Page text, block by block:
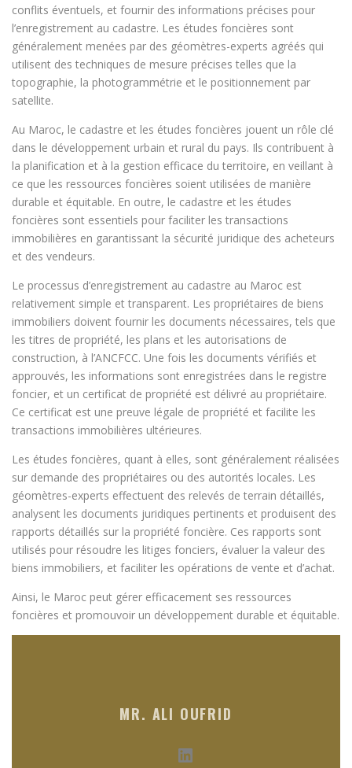
conflits éventuels, et fournir des informations précises pour
l’enregistrement au cadastre. Les études foncières sont
généralement menées par des géomètres-experts agréés qui
utilisent des techniques de mesure précises telles que la
topographie, la photogrammétrie et le positionnement par
satellite.
Au Maroc, le cadastre et les études foncières jouent un rôle clé
dans le développement urbain et rural du pays. Ils contribuent à
la planification et à la gestion efficace du territoire, en veillant à
ce que les ressources foncières soient utilisées de manière
durable et équitable. En outre, le cadastre et les études
foncières sont essentiels pour faciliter les transactions
immobilières en garantissant la sécurité juridique des acheteurs
et des vendeurs.
Le processus d’enregistrement au cadastre au Maroc est
relativement simple et transparent. Les propriétaires de biens
immobiliers doivent fournir les documents nécessaires, tels que
les titres de propriété, les plans et les autorisations de
construction, à l’ANCFCC. Une fois les documents vérifiés et
approuvés, les informations sont enregistrées dans le registre
foncier, et un certificat de propriété est délivré au propriétaire.
Ce certificat est une preuve légale de propriété et facilite les
transactions immobilières ultérieures.
Les études foncières, quant à elles, sont généralement réalisées
sur demande des propriétaires ou des autorités locales. Les
géomètres-experts effectuent des relevés de terrain détaillés,
analysent les documents juridiques pertinents et produisent des
rapports détaillés sur la propriété foncière. Ces rapports sont
utilisés pour résoudre les litiges fonciers, évaluer la valeur des
biens immobiliers, et faciliter les opérations de vente et d’achat.
Ainsi, le Maroc peut gérer efficacement ses ressources
foncières et promouvoir un développement durable et équitable.
MR. ALI OUFRID
LinkedIn